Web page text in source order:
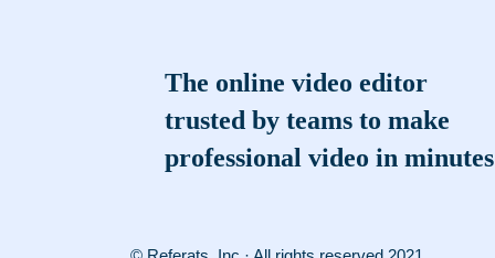
The online video editor
trusted by teams to make
professional video in minutes